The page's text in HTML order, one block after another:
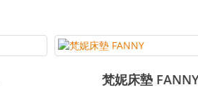
梵妮床墊